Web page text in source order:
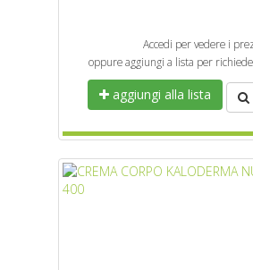
Accedi per vedere i
oppure aggiungi a lista per
aggiungi alla lista